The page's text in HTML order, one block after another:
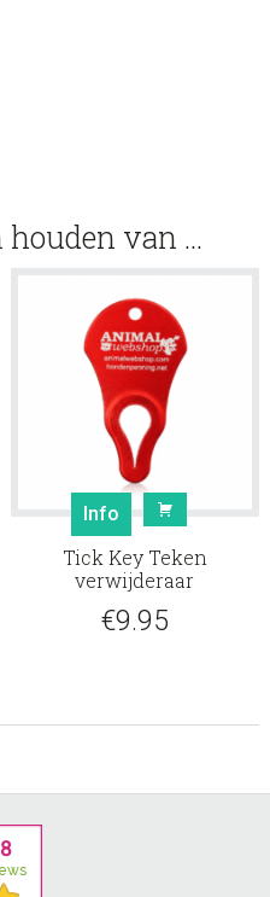
houden van …
Info
Tick Key Teken
verwijderaar
€9.95